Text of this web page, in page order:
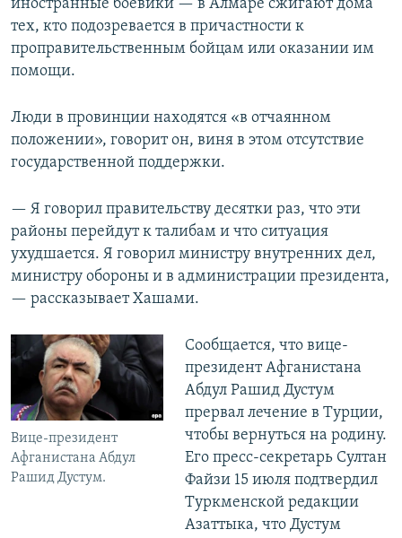
иностранные боевики — в Алмаре сжигают дома
тех, кто подозревается в причастности к
проправительственным бойцам или оказании им
помощи.
Люди в провинции находятся «в отчаянном
положении», говорит он, виня в этом отсутствие
государственной поддержки.
— Я говорил правительству десятки раз, что эти
районы перейдут к талибам и что ситуация
ухудшается. Я говорил министру внутренних дел,
министру обороны и в администрации президента,
— рассказывает Хашами.
Вице-президент
Афганистана Абдул
Рашид Дустум.
Сообщается, что вице-
президент Афганистана
Абдул Рашид Дустум
прервал лечение в Турции,
чтобы вернуться на родину.
Его пресс-секретарь Султан
Файзи 15 июля подтвердил
Туркменской редакции
Азаттыка, что Дустум